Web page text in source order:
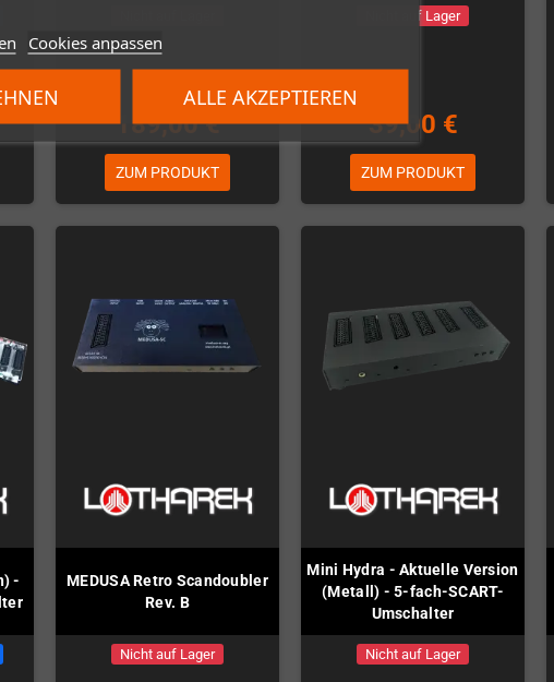
Cookies anpassen
ALLE AKZEPTIEREN
189,00 €
ZUM PRODUKT
Nicht auf Lager
39,00 €
ZUM PRODUKT
-
MEDUSA Retro Scandoubler
Rev. B
Nicht auf Lager
Mini Hydra - Aktuelle Version
(Metall) - 5-fach-SCART-
Umschalter
Nicht auf Lager